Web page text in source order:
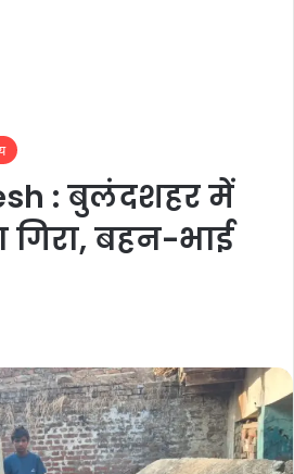
: बुलंदशहर में
गिरा, बहन-भाई